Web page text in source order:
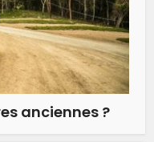
anciennes ?